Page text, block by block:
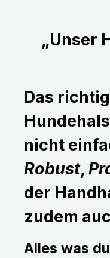
„Unser
Das
nicht
Robust,
der
zudem
Alles was